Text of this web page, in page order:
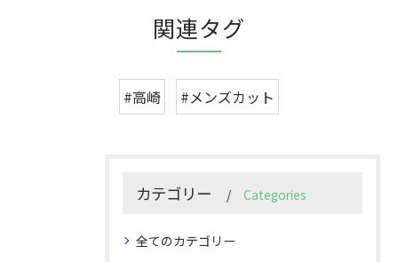
関連タグ
#高崎 #メンズカット
カテゴリー Categories
全てのカテゴリー